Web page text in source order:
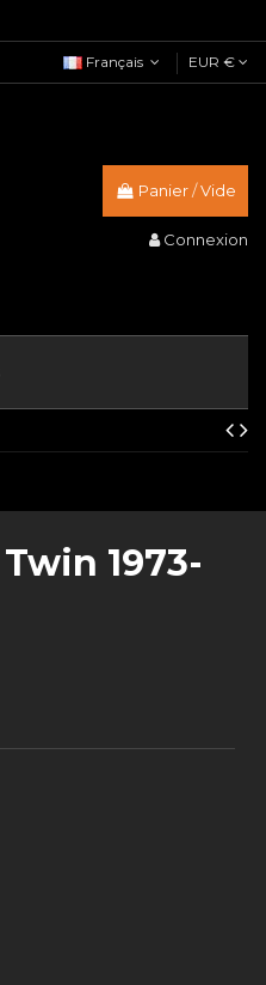
Français EUR €
Panier/Vide
Connexion
1973-